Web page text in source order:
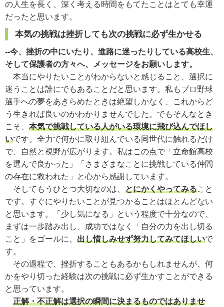
の人生を長く、深く考える時間をもてたことはとても幸運
だったと思います。
本気の挑戦は挫折しても次の挑戦に必ず生かせる
--今、挫折の中にいたり、進路に迷ったりしている高校生、
そして保護者の方々へ、メッセージをお願いします。
本当にやりたいことがわからないと感じること、選択に
迷うことは誰にでもあることだと思います。私もプロ野球
選手への夢をあきらめたときは絶望しかなく、これからど
う生きれば良いのかわかりませんでした。でもそんなとき
こそ、 本気で挑戦している人がいる環境に飛び込んでほし
いです。全力で何かに取り組んでいる同世代に触れるだけ
で、自然と視野が広がります。私はこの点で「立命館高校
を選んで良かった」「さまざまなことに挑戦している仲間
の存在に救われた」と心から感謝しています。
そしてもうひとつ大切なのは、 とにかくやってみること
です。すぐにやりたいことが見つかることはほとんどない
と思います。「少し気になる」という程度で十分なので、
まずは一歩踏み出し、成功ではなく「自分の力を出し切る
こと」をゴールに、 出し惜しみせず努力してみてほしいで
す。
その過程で、挫折することもあるかもしれませんが、何
かをやり切った経験は次の挑戦に必ず生かすことができる
と思っています。
正解・不正解は選択の瞬間に決まるものではありませ